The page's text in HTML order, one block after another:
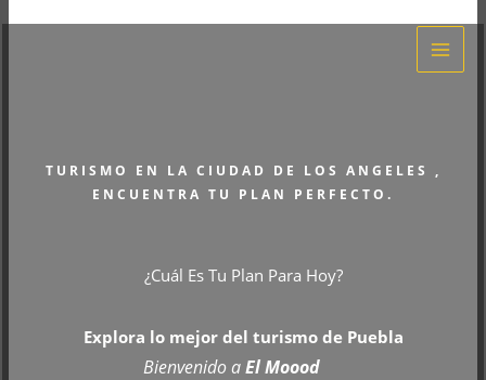
TURISMO EN LA CIUDAD DE LOS ANGELES ,
ENCUENTRA TU PLAN PERFECTO.
¿Cuál Es Tu Plan Para Hoy?
Explora lo mejor del turismo de Puebla
Bienvenido aEl Moood